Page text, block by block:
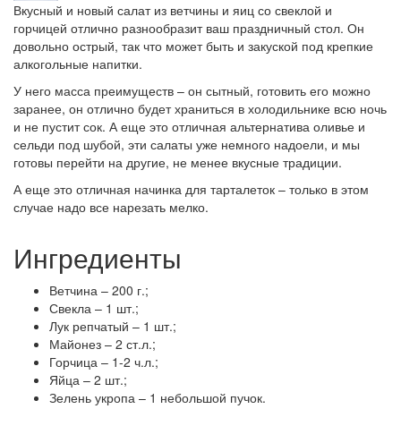
Вкусный и новый салат из ветчины и яиц со свеклой и
горчицей отлично разнообразит ваш праздничный стол. Он
довольно острый, так что может быть и закуской под крепкие
алкогольные напитки.
У него масса преимуществ – он сытный, готовить его можно
заранее, он отлично будет храниться в холодильнике всю ночь
и не пустит сок. А еще это отличная альтернатива оливье и
сельди под шубой, эти салаты уже немного надоели, и мы
готовы перейти на другие, не менее вкусные традиции.
А еще это отличная начинка для тарталеток – только в этом
случае надо все нарезать мелко.
Ингредиенты
Ветчина – 200 г.;
Свекла – 1 шт.;
Лук репчатый – 1 шт.;
Майонез – 2 ст.л.;
Горчица – 1-2 ч.л.;
Яйца – 2 шт.;
Зелень укропа – 1 небольшой пучок.